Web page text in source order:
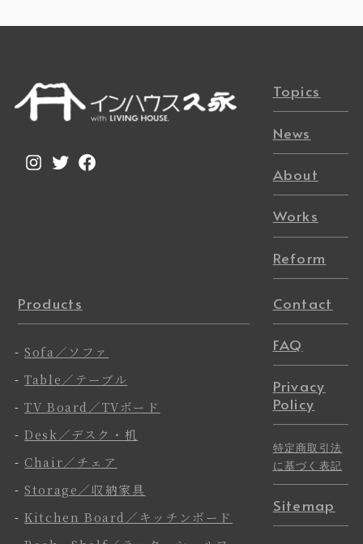
Instagram
TwitterFacebook
Topics
News
About
Works
Reform
Products
-Sofa／ソファ
-Table／テーブル
-TV Board／TVボード
-Desk／デスク・机
- Chair／チェア
-Storage／収納家具
-Kitchen Board／キッチンボード
Contact
FAQ
Privacy
Policy
特定商取引法
に基づく表記
Sitemap